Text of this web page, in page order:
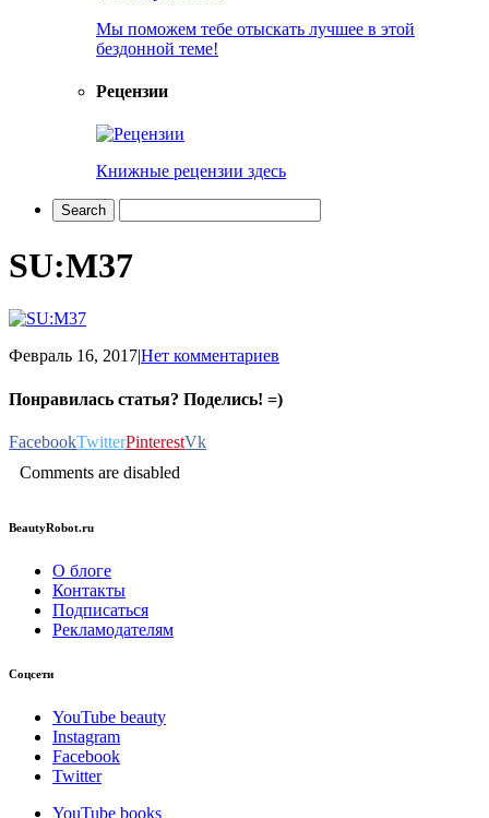
Мы поможем тебе отыскать лучшее в этой
бездонной теме!
Рецензии
Книжные рецензии здесь
SU:M37
Февраль 16, 2017|Нет комментариев
Понравилась статья? Поделись! =)
FacebookTwitterPinterestVk
Comments are disabled
BeautyRobot.ru
О блоге
Контакты
Подписаться
Рекламодателям
Соцсети
YouTube beauty
Instagram
Facebook
Twitter
YouTube books